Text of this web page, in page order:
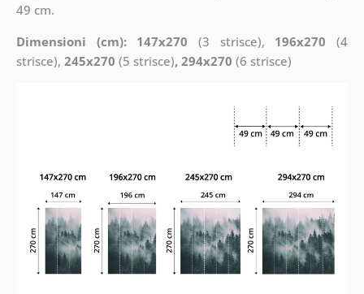
49 cm.
Dimensioni (cm): 147x270 (3 strisce), 196x270 (4
strisce), 245x270 (5 strisce), 294x270 (6 strisce)